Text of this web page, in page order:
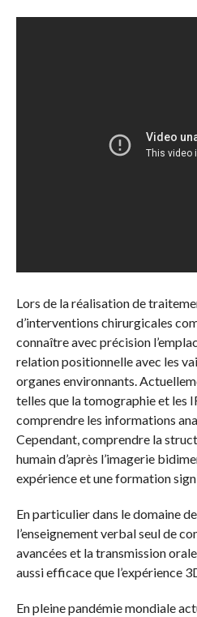
Lors de la réalisation de
d’interventions chirurgicales
connaître avec précision
relation positionnelle avec les
organes environnants.
telles que la tomographie et les
comprendre les informations
Cependant, comprendre la
humain d’après l’imagerie
expérience et une formation
En particulier dans le domaine
l’enseignement verbal seul de
avancées et la transmission
aussi efficace que l’expérience
En pleine pandémie mondiale